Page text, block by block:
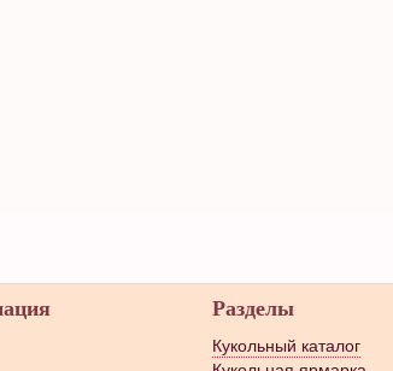
Разделы
Кукольный каталог